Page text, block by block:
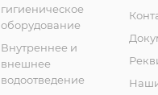
гигиеническое
оборудование
Внутреннее и
внешнее
водоотведение